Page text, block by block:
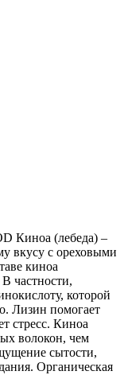
Киноа (лебеда) –
вкусу с ореховыми
киноа
частности,
которой
Лизин помогает
стресс. Киноа
волокон, чем
сытости,
Органическая